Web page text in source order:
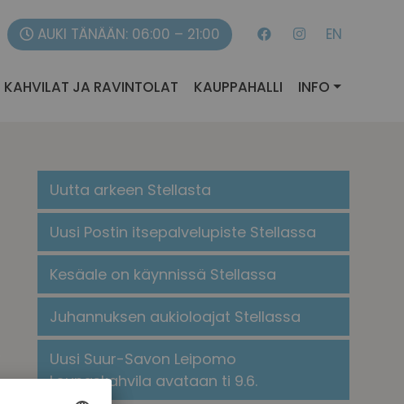
AUKI TÄNÄÄN: 06:00 – 21:00 EN
KAHVILAT JA RAVINTOLAT KAUPPAHALLI INFO
Uutta arkeen Stellasta
Uusi Postin itsepalvelupiste Stellassa
Kesäale on käynnissä Stellassa
Juhannuksen aukioloajat Stellassa
Uusi Suur-Savon Leipomo
Lounaskahvila avataan ti 9.6.